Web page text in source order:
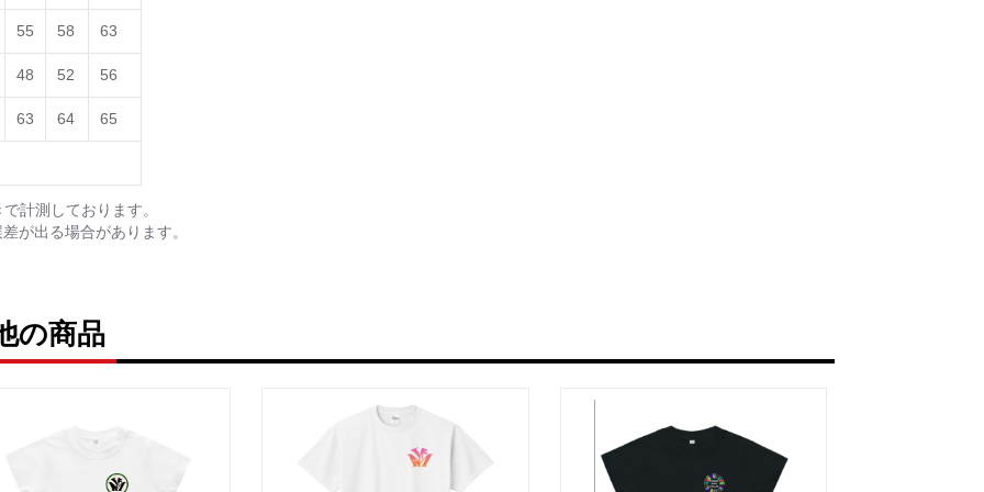
55 58 63
48 52 56
63 64 65
計測しております。
が出る場合があります。
の商品